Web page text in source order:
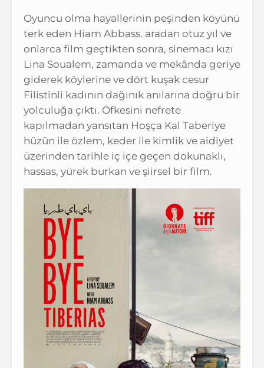
Oyuncu olma hayallerinin peşinden köyünü
terk eden Hiam Abbass. aradan otuz yıl ve
onlarca film geçtikten sonra, sinemacı kızı
Lina Soualem, zamanda ve mekânda geriye
giderek köylerine ve dört kuşak cesur
Filistinli kadının dağınık anılarına doğru bir
yolculuğa çıktı. Öfkesini nefrete
kapılmadan yansıtan Hoşça Kal Taberiye
hüzün ile özlem, keder ile kimlik ve aidiyet
üzerinden tarihle iç içe geçen dokunaklı,
hassas, yürek burkan ve şiirsel bir film.